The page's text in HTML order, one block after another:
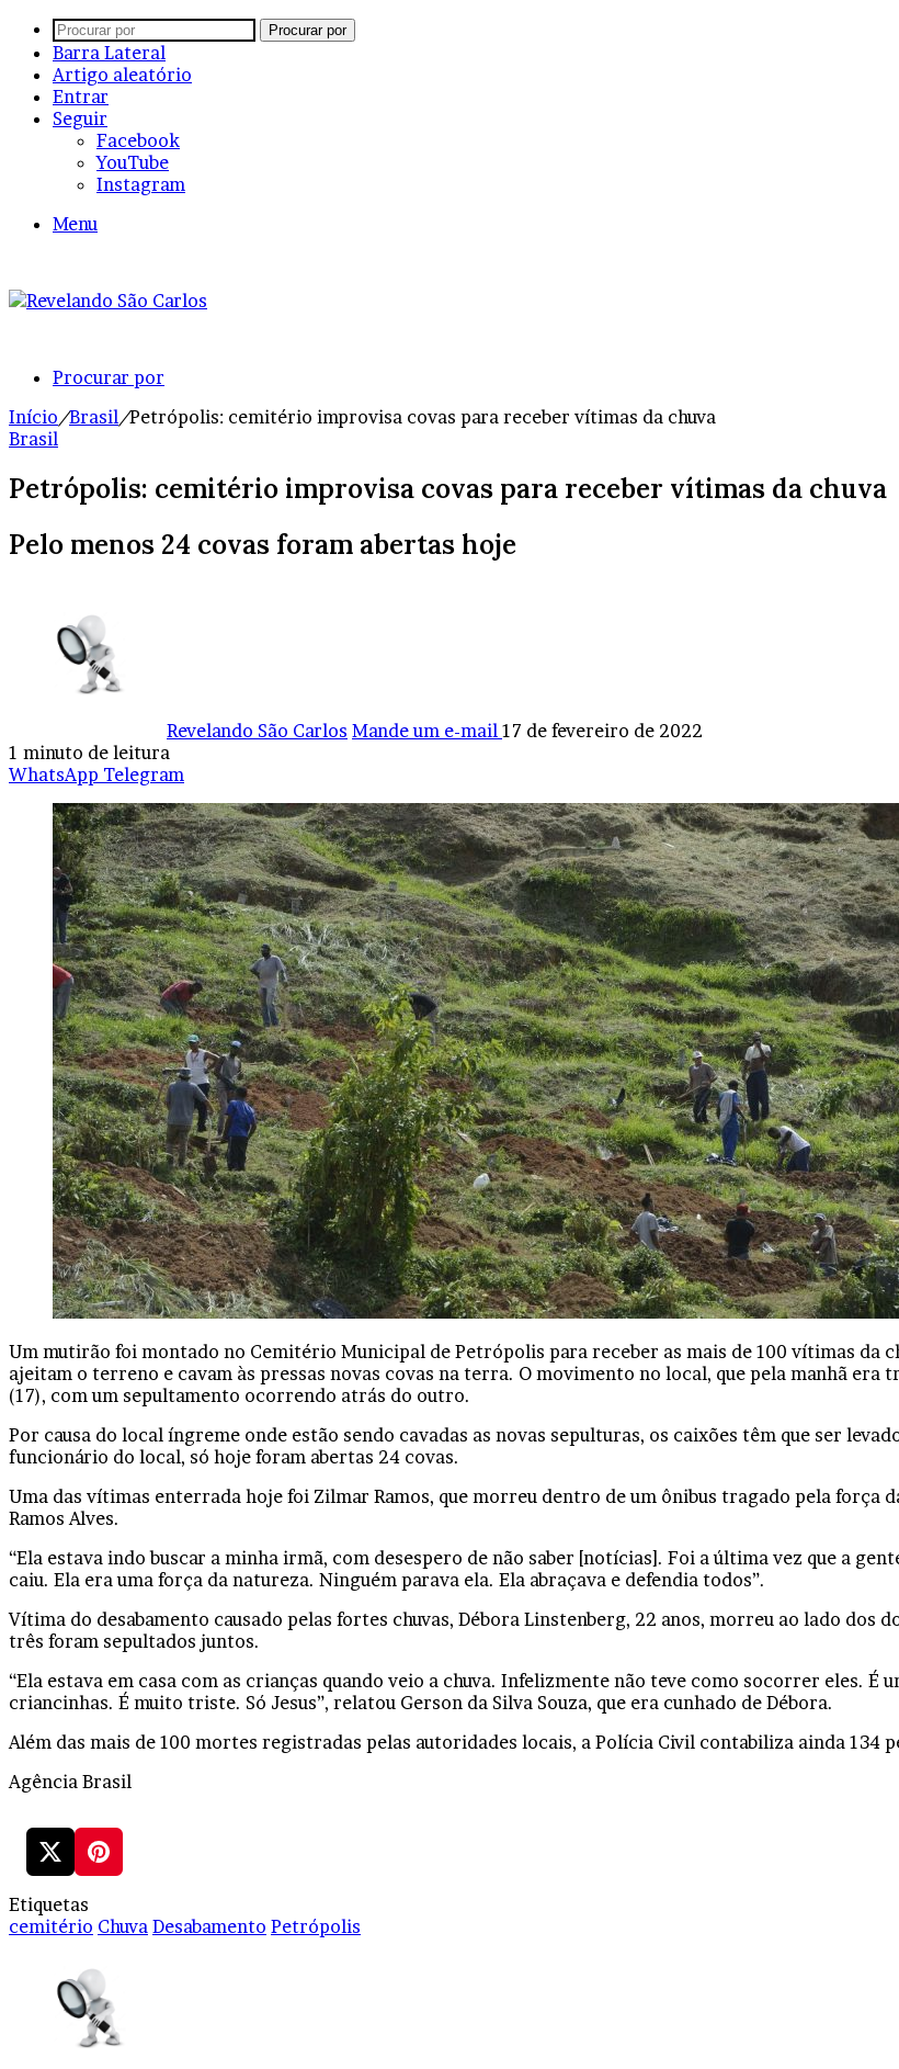
Procurar por
Barra Lateral
Artigo aleatório
Entrar
Seguir
Facebook
YouTube
Instagram
Menu
Procurar por
Início/Brasil/Petrópolis: cemitério improvisa covas para receber vítimas da chuva
Brasil
Petrópolis: cemitério improvisa covas para receber vítimas da chuva
Pelo menos 24 covas foram abertas hoje
Revelando São Carlos Mande um e-mail 17 de fevereiro de 2022
1 minuto de leitura
WhatsApp Telegram
Um mutirão foi montado no Cemitério Municipal de Petrópolis para receber as mais de 100 vítimas da
ajeitam o terreno e cavam às pressas novas covas na terra. O movimento no local, que pela manhã
(17), com um sepultamento ocorrendo atrás do outro.
Por causa do local íngreme onde estão sendo cavadas as novas sepulturas, os caixões têm que ser
funcionário do local, só hoje foram abertas 24 covas.
Uma das vítimas enterrada hoje foi Zilmar Ramos, que morreu dentro de um ônibus tragado pela força
Ramos Alves.
“Ela estava indo buscar a minha irmã, com desespero de não saber [notícias]. Foi a última vez que a
caiu. Ela era uma força da natureza. Ninguém parava ela. Ela abraçava e defendia todos”.
Vítima do desabamento causado pelas fortes chuvas, Débora Linstenberg, 22 anos, morreu ao lado dos
três foram sepultados juntos.
“Ela estava em casa com as crianças quando veio a chuva. Infelizmente não teve como socorrer eles. É
criancinhas. É muito triste. Só Jesus”, relatou Gerson da Silva Souza, que era cunhado de Débora.
Além das mais de 100 mortes registradas pelas autoridades locais, a Polícia Civil contabiliza ainda 134
Agência Brasil
Etiquetas
cemitério Chuva Desabamento Petrópolis